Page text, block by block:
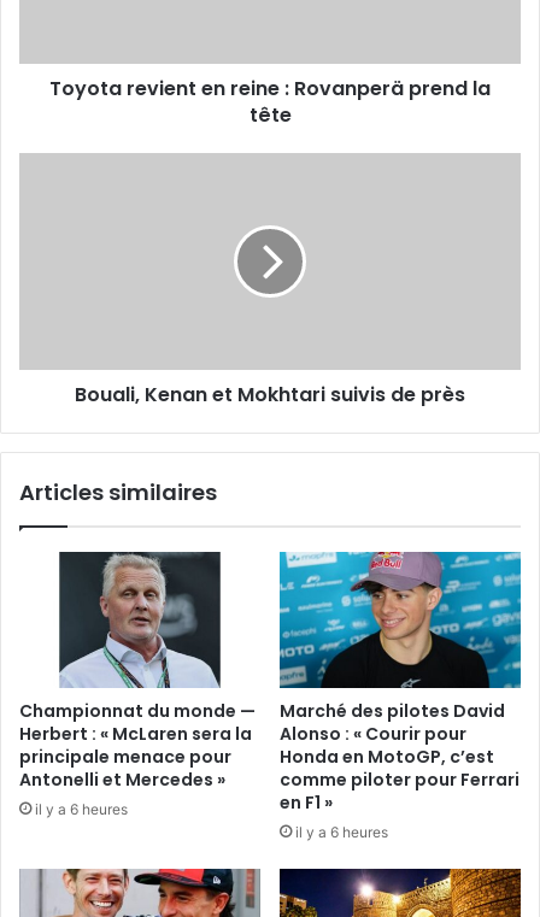
tête
Toyota revient en reine : Rovanperä prend la
tête
Bouali, Kenan et Mokhtari suivis de près
Articles similaires
Championnat du monde —
Herbert : « McLaren sera la
principale menace pour
Antonelli et Mercedes »
il y a 6 heures
Marché des pilotes David
Alonso : « Courir pour
Honda en MotoGP, c’est
comme piloter pour Ferrari
en F1 »
il y a 6 heures